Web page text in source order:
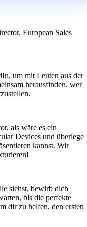
European Sales
um mit Leuten aus der
herausfinden, wer
als wäre es ein
Devices und überlege
kannst. Wir
siehst, bewirb dich
bis die perfekte
dir zu helfen, den ersten